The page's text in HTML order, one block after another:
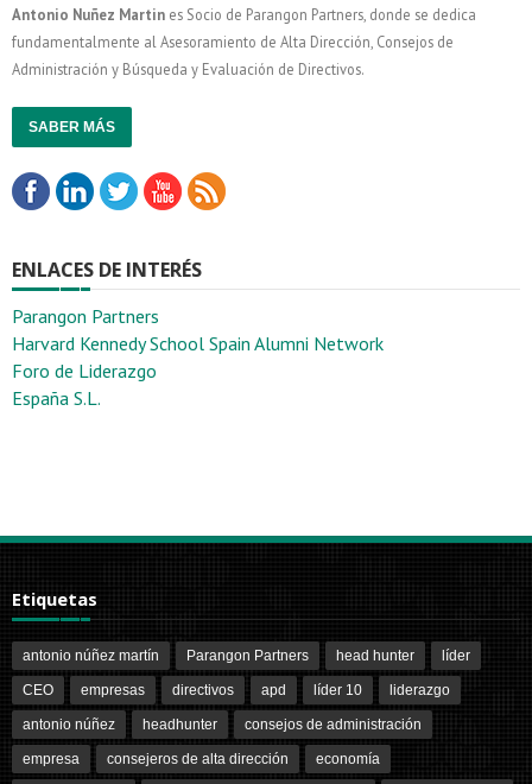
Antonio Nuñez Martin es Socio de Parangon Partners, donde se dedica
fundamentalmente al Asesoramiento de Alta Dirección, Consejos de
Administración y Búsqueda y Evaluación de Directivos.
SABER MÁS
ENLACES DE INTERÉS
Parangon Partners
Harvard Kennedy School Spain Alumni Network
Foro de Liderazgo
España S.L.
Etiquetas
antonio núñez martín Parangon Partners head hunter líder
CEO empresas directivos apd líder 10 liderazgo
antonio núñez headhunter consejos de administración
empresa consejeros de alta dirección economía